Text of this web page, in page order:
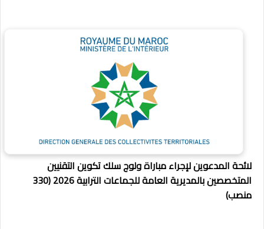
لائحة المدعوين لإجراء مباراة ولوج سلك تكوين التقنيين
المتخصصين بالمديرية العامة للجماعات الترابية 2026 (330
منصب)